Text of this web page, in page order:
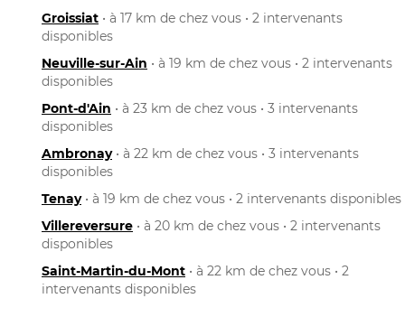
Groissiat • à 17 km de chez vous • 2 intervenants
disponibles
Neuville-sur-Ain • à 19 km de chez vous • 2 intervenants
disponibles
Pont-d'Ain • à 23 km de chez vous • 3 intervenants
disponibles
Ambronay• à 22 km de chez vous • 3 intervenants
disponibles
Tenay• à 19 km de chez vous • 2 intervenants disponibles
Villereversure • à 20 km de chez vous • 2 intervenants
disponibles
Saint-Martin-du-Mont • à 22 km de chez vous • 2
intervenants disponibles